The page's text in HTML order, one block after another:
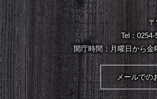
Tel：
開庁時間：月曜日から金
メールでの